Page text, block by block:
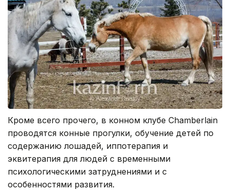
Кроме всего прочего, в конном клубе Chamberlain
проводятся конные прогулки, обучение детей по
содержанию лошадей, иппотерапия и
эквитерапия для людей с временными
психологическими затруднениями и с
особенностями развития.